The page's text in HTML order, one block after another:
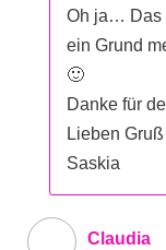
Oh ja… Das
ein Grund
🙂
Danke für
Lieben Gruß
Saskia
Claudia